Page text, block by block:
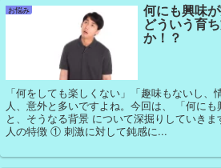
お悩み 何にも興味
どういう育
か！？
「何をしても楽しくない」「趣味もないし
人、意外と多いですよね。今回は、 「何に
と、そうなる背景 について深掘りしていき
人の特徴 ① 刺激に対して鈍感に...